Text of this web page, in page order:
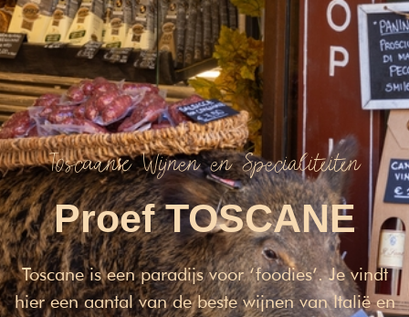
Mijn Toscane
Beleef het echte Toscane!
Toscaanse Wijnen en Specialiteiten
Proef TOSCANE
Toscane is een paradijs voor ‘foodies’. Je vindt
hier een aantal van de beste wijnen van Italië en